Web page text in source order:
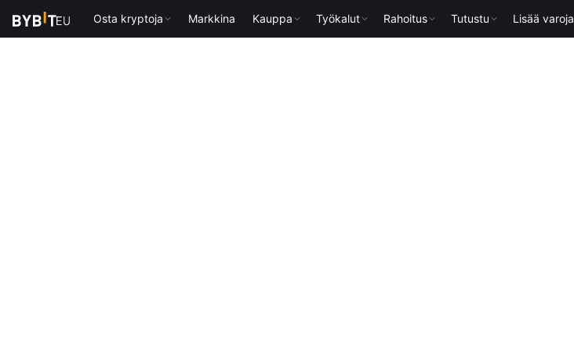
Osta kryptoja Markkina Kauppa Työkalut Rahoitus Tutustu Lisää varoja